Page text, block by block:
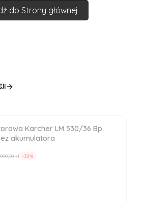
do Strony głównej
Karcher LM 530/36 Bp
akumulatora
zł -33%